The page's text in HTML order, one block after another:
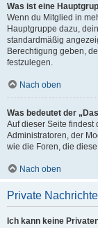
Was ist eine
Wenn du Mitglied in
Hauptgruppe dazu,
standardmäßig
Berechtigung geben,
festzulegen.
Nach oben
Was bedeutet der
Auf dieser Seite findest
Administratoren, der
wie die Foren, die
Nach oben
Private
Ich kann keine